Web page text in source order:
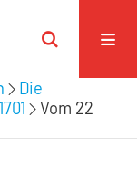
Die
1701
Vom 22